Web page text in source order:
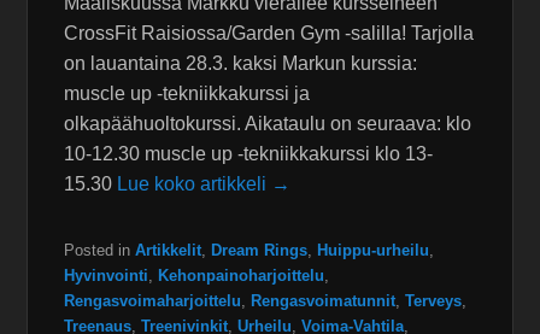
CrossFit Raisiossa/Garden Gym -salilla! Tarjolla
on lauantaina 28.3. kaksi Markun kurssia:
muscle up -tekniikkakurssi ja
olkapäähuoltokurssi. Aikataulu on seuraava: klo
10-12.30 muscle up -tekniikkakurssi klo 13-
15.30 Lue koko artikkeli →
Posted in Artikkelit Dream Rings Huippu-urheilu
Hyvinvointi
Kehonpainoharjoittelu
Rengasvoimaharjoittelu
Rengasvoimatunnit ,Terveys
Treenaus ,Treenivinkit ,Urheilu ,Voima-Vahtila